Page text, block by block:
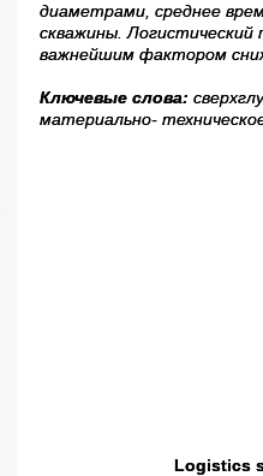
диаметрами, среднее
скважины. Логистический
важнейшим фактором
Ключевые слова:
материально-
Logistics